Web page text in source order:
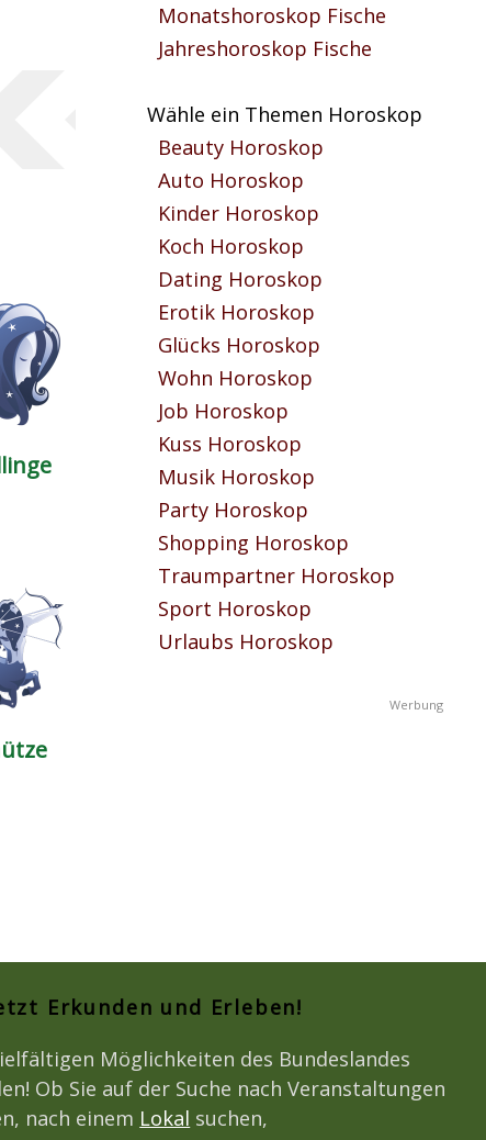
Monatshoroskop Fische
Jahreshoroskop Fische
Wähle ein Themen Horoskop
Beauty Horoskop
Auto Horoskop
Kinder Horoskop
Koch Horoskop
Dating Horoskop
Erotik Horoskop
Glücks Horoskop
Wohn Horoskop
Job Horoskop
Kuss Horoskop
Musik Horoskop
Party Horoskop
Shopping Horoskop
Traumpartner Horoskop
Sport Horoskop
Urlaubs Horoskop
Erkunden und Erleben!
Möglichkeiten des Bundeslandes
Ob Sie auf der Suche nach Veranstaltungen
nach einem Lokal suchen,